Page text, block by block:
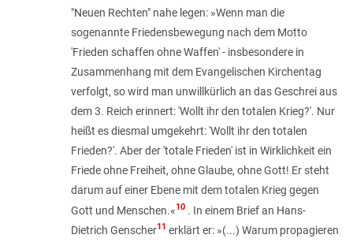
"Neuen Rechten" nahe legen: »Wenn man die
sogenannte Friedensbewegung nach dem Motto
'Frieden schaffen ohne Waffen' - insbesondere in
Zusammenhang mit dem Evangelischen Kirchentag
verfolgt, so wird man unwillkürlich an das Geschrei aus
dem 3. Reich erinnert: 'Wollt ihr den totalen Krieg?'. Nur
heißt es diesmal umgekehrt: 'Wollt ihr den totalen
Frieden?'. Aber der 'totale Frieden' ist in Wirklichkeit ein
Friede ohne Freiheit, ohne Glaube, ohne Gott! Er steht
darum auf einer Ebene mit dem totalen Krieg gegen
Gott und Menschen. «10. In einem Brief an Hans-
Dietrich Genscher11 erklärt er: »(...) Warum propagieren